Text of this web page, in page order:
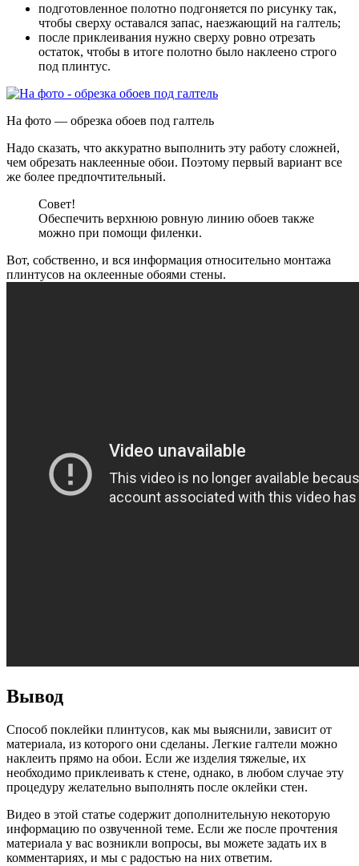
подготовленное полотно подгоняется по рисунку так,
чтобы сверху оставался запас, наезжающий на галтель;
после приклеивания нужно сверху ровно отрезать
остаток, чтобы в итоге полотно было наклеено строго
под плинтус.
На фото — обрезка обоев под галтель
Надо сказать, что аккуратно выполнить эту работу сложней,
чем обрезать наклеенные обои. Поэтому первый вариант все
же более предпочтительный.
Совет!
Обеспечить верхнюю ровную линию обоев также
можно при помощи филенки.
Вот, собственно, и вся информация относительно монтажа
плинтусов на оклеенные обоями стены.
Вывод
Способ поклейки плинтусов, как мы выяснили, зависит от
материала, из которого они сделаны. Легкие галтели можно
наклеить прямо на обои. Если же изделия тяжелые, их
необходимо приклеивать к стене, однако, в любом случае эту
процедуру желательно выполнять после оклейки стен.
Видео в этой статье содержит дополнительную некоторую
информацию по озвученной теме. Если же после прочтения
материала у вас возникли вопросы, вы можете задать их в
комментариях, и мы с радостью на них ответим.